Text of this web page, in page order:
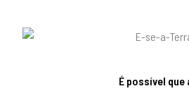
É possível que